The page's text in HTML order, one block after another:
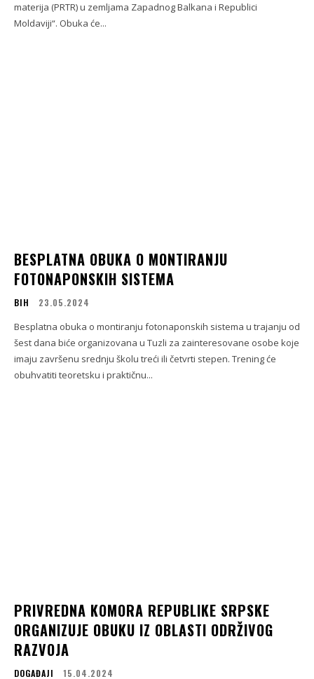
materija (PRTR) u zemljama Zapadnog Balkana i Republici
Moldaviji“. Obuka će...
BESPLATNA OBUKA O MONTIRANJU
FOTONAPONSKIH SISTEMA
BIH 23.05.2024
Besplatna obuka o montiranju fotonaponskih sistema u trajanju od
šest dana biće organizovana u Tuzli za zainteresovane osobe koje
imaju završenu srednju školu treći ili četvrti stepen. Trening će
obuhvatiti teoretsku i praktičnu...
PRIVREDNA KOMORA REPUBLIKE SRPSKE
ORGANIZUJE OBUKU IZ OBLASTI ODRŽIVOG
RAZVOJA
DOGAĐAJI 15.04.2024